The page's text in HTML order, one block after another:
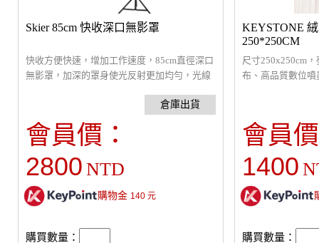
Skier 85cm 快收深口無影罩
快收方便快速，增加工作速度，85cm直徑深口
無影罩，加深的罩身使光反射更加均勻，光線
會員價：
2800 NTD
購物金 140元
購買數量：
KEYSTONE
250*250CM
尺寸250x250cm
布、高品質數位
紗。
會員
1400
購買數量：